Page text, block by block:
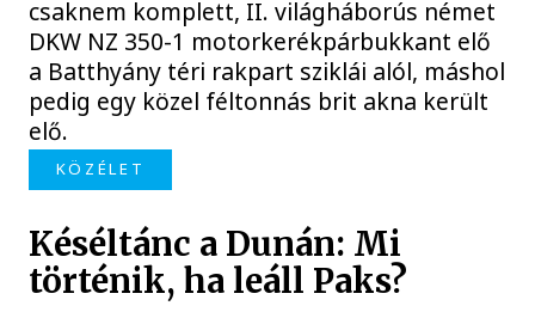
csaknem komplett, II. világháborús német
DKW NZ 350-1 motorkerékpárbukkant elő
a Batthyány téri rakpart sziklái alól, máshol
pedig egy közel féltonnás brit akna került
elő.
KÖZÉLET
Késéltánc a Dunán: Mi
történik, ha leáll Paks?